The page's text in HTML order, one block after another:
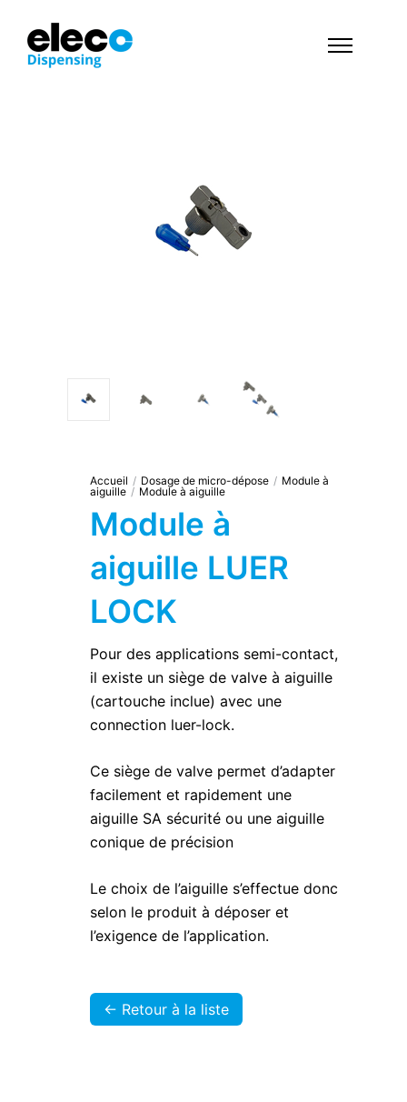
Accueil / Dosage de micro-dépose / Module à
aiguille / Module à aiguille
Module à
aiguille LUER
LOCK
Pour des applications semi-contact,
il existe un siège de valve à aiguille
(cartouche inclue) avec une
connection luer-lock.
Ce siège de valve permet d’adapter
facilement et rapidement une
aiguille SA sécurité ou une aiguille
conique de précision
Le choix de l’aiguille s’effectue donc
selon le produit à déposer et
l’exigence de l’application.
<- Retour à la liste